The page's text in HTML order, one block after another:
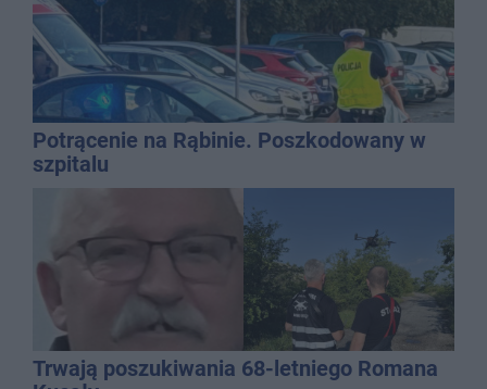
Potrącenie na Rąbinie. Poszkodowany w
szpitalu
Trwają poszukiwania 68-letniego Romana